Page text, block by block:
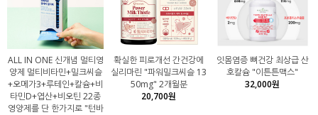
ALL IN ONE 신개념 멀티영
양제 멀티비타민+밀크씨슬
+오메가3+루테인+칼슘+비
타민D+엽산+비오틴 22종
영양제를 단 한가지로 "턴바
확실한 피로개선 간건강에
실리마린 "파워밀크씨슬 13
50mg" 2개월분
20,700원
잇몸염증 뼈건강 최상급 산
호칼슘 "이튼튼맥스"
32,000원